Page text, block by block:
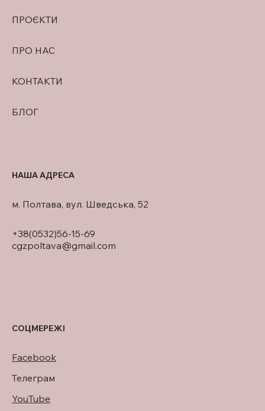
ПРОЄКТИ
ПРО НАС
КОНТАКТИ
БЛОГ
+38(0532)56-15-69
cgzpoltava@gmail.com
м. Полтава, вул. Шведська, 52
НАША АДРЕСА
СОЦМЕРЕЖІ
Facebook
Телеграм
YouTube